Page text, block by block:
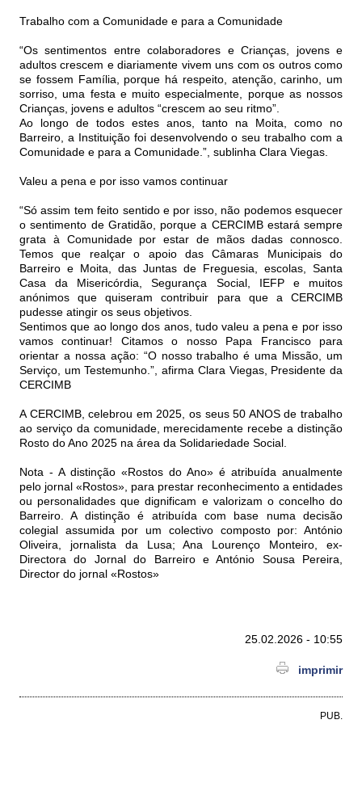
Trabalho com a Comunidade e para a Comunidade
“Os sentimentos entre colaboradores e Crianças, jovens e
adultos crescem e diariamente vivem uns com os outros como
se fossem Família, porque há respeito, atenção, carinho, um
sorriso, uma festa e muito especialmente, porque as nossos
Crianças, jovens e adultos “crescem ao seu ritmo”.
Ao longo de todos estes anos, tanto na Moita, como no
Barreiro, a Instituição foi desenvolvendo o seu trabalho com a
Comunidade e para a Comunidade.”, sublinha Clara Viegas.
Valeu a pena e por isso vamos continuar
“Só assim tem feito sentido e por isso, não podemos esquecer
o sentimento de Gratidão, porque a CERCIMB estará sempre
grata à Comunidade por estar de mãos dadas connosco.
Temos que realçar o apoio das Câmaras Municipais do
Barreiro e Moita, das Juntas de Freguesia, escolas, Santa
Casa da Misericórdia, Segurança Social, IEFP e muitos
anónimos que quiseram contribuir para que a CERCIMB
pudesse atingir os seus objetivos.
Sentimos que ao longo dos anos, tudo valeu a pena e por isso
vamos continuar! Citamos o nosso Papa Francisco para
orientar a nossa ação: “O nosso trabalho é uma Missão, um
Serviço, um Testemunho.”, afirma Clara Viegas, Presidente da
CERCIMB
A CERCIMB, celebrou em 2025, os seus 50 ANOS de trabalho
ao serviço da comunidade, merecidamente recebe a distinção
Rosto do Ano 2025 na área da Solidariedade Social.
Nota - A distinção «Rostos do Ano» é atribuída anualmente
pelo jornal «Rostos», para prestar reconhecimento a entidades
ou personalidades que dignificam e valorizam o concelho do
Barreiro. A distinção é atribuída com base numa decisão
colegial assumida por um colectivo composto por: António
Oliveira, jornalista da Lusa; Ana Lourenço Monteiro, ex-
Directora do Jornal do Barreiro e António Sousa Pereira,
Director do jornal «Rostos»
25.02.2026 - 10:55
imprimir
PUB.